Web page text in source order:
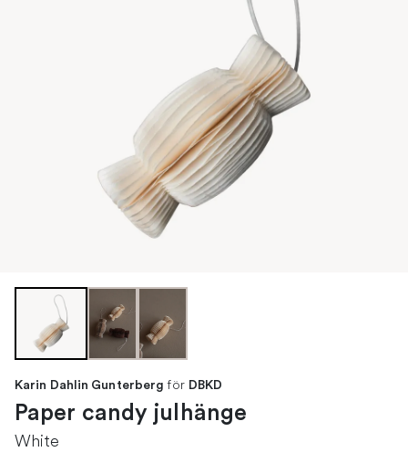
Karin Dahlin Gunterberg för DBKD
Paper candy julhänge
White